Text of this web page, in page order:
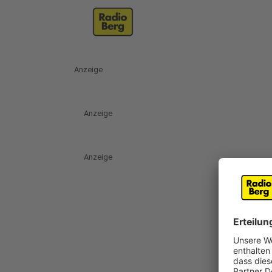
Anzeige
Anzeige
Anzeige